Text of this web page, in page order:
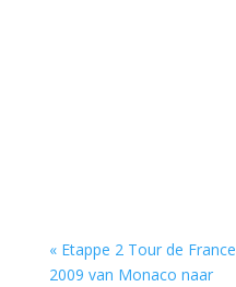
« Etappe 2 Tour de France
2009 van Monaco naar